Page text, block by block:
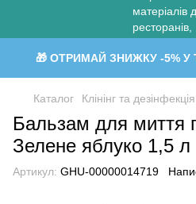
🎁 ОТРИМАЙ ЗНИЖКУ -5% У
Каталог Клінінг та дезінфекція
Бальзам для миття
Зелене яблуко 1,5 л
Артикул: GHU-00000014719